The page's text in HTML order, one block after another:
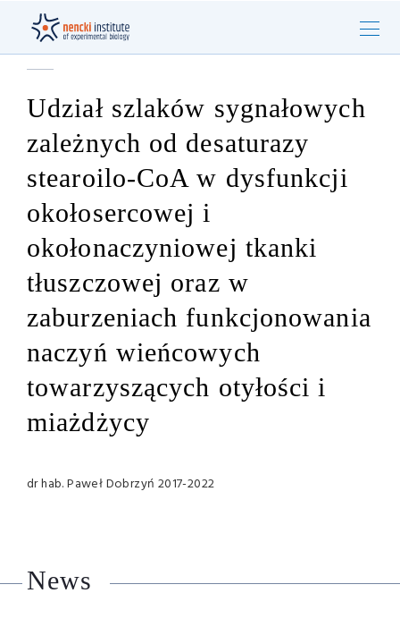
Udział szlaków sygnałowych
zależnych od desaturazy
stearoilo-CoA w dysfunkcji
okołosercowej i
okołonaczyniowej tkanki
tłuszczowej oraz w
zaburzeniach funkcjonowania
naczyń wieńcowych
towarzyszących otyłości i
miażdżycy
dr hab. Paweł Dobrzyń 2017-2022
News